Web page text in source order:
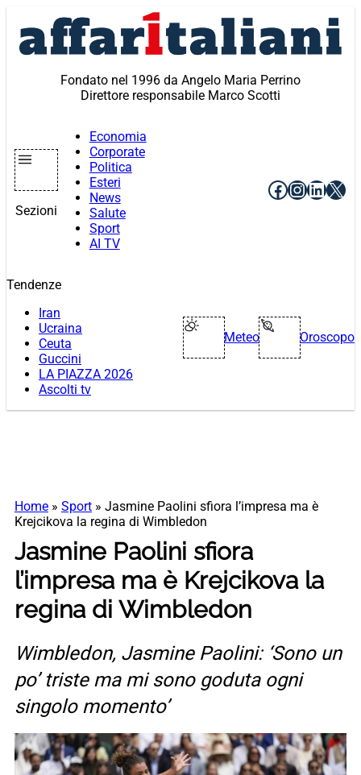
contenuto
Fondato nel 1996 da Angelo Maria Perrino
Direttore responsabile Marco Scotti
Sezioni
Economia
Corporate
Politica
Esteri
News
Salute
Sport
AI TV
Facebook
X
Tendenze
Iran
Ucraina
Ceuta
Guccini
LA PIAZZA 2026
Ascolti tv
Meteo Oroscopo
Home » Sport » Jasmine Paolini sfiora l’impresa ma è
Krejcikova la regina di Wimbledon
Jasmine Paolini sfiora
l’impresa ma è Krejcikova la
regina di Wimbledon
Wimbledon, Jasmine Paolini: ‘Sono un
po’ triste ma mi sono goduta ogni
singolo momento’